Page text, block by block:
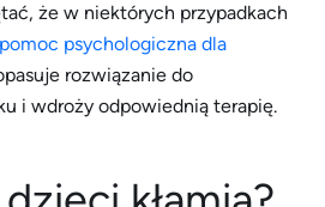
że w niektórych przypadkach
pomoc psychologiczna dla
rozwiązanie do
i wdroży odpowiednią terapię.